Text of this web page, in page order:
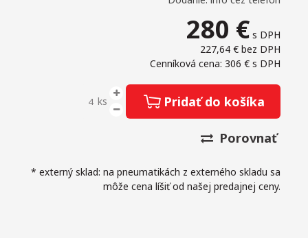
280 € s DPH
227,64 € bez DPH
Cenníková cena: 306 € s DPH
ks Pridať do košíka
Porovnať
* externý sklad: na pneumatikách z externého skladu sa
môže cena líšiť od našej predajnej ceny.